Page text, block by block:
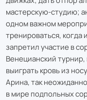
мастерскую-студию;
одном важном
тренироваться,
запретил участие в
Венецианский
выиграть кровь из
Арина, так
в мире подпольных